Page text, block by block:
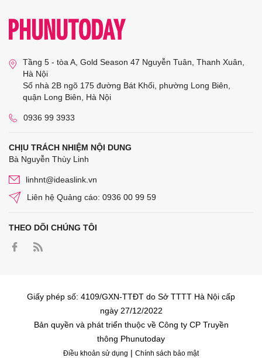
Tầng 5 - tòa A, Gold Season 47 Nguyễn Tuân, Thanh Xuân,
Hà Nội
Số nhà 2B ngõ 175 đường Bát Khối, phường Long Biên,
quận Long Biên, Hà Nội
0936 99 3933
CHỊU TRÁCH NHIỆM NỘI DUNG
Bà Nguyễn Thùy Linh
linhnt@ideaslink.vn
Liên hệ Quảng cáo: 0936 00 99 59
THEO DÕI CHÚNG TÔI
Giấy phép số: 4109/GXN-TTĐT do Sở TTTT Hà Nội cấp
ngày 27/12/2022
Bản quyền và phát triển thuộc về Công ty CP Truyền
thông Phunutoday
Điều khoản sử dụng | Chính sách bảo mật